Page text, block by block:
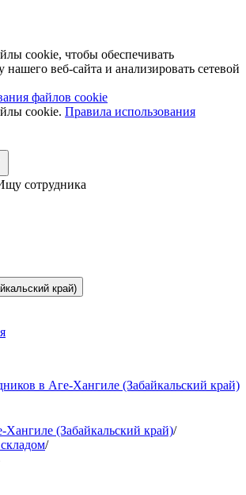
cookie, чтобы обеспечивать
веб-сайта и анализировать сетевой
файлов cookie
cookie. Правила использования
сотрудника
край)
в Аге-Хангиле (Забайкальский край)
Хангиле (Забайкальский край)/
/